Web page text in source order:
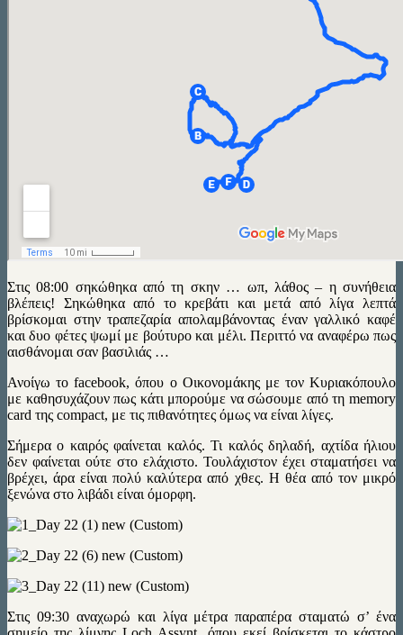
Στις 08:00 σηκώθηκα από τη σκην … ωπ, λάθος – η συνήθεια
βλέπεις! Σηκώθηκα από το κρεβάτι και μετά από λίγα λεπτά
βρίσκομαι στην τραπεζαρία απολαμβάνοντας έναν γαλλικό καφέ
και δυο φέτες ψωμί με βούτυρο και μέλι. Περιττό να αναφέρω πως
αισθάνομαι σαν βασιλιάς …
Ανοίγω το facebook, όπου ο Οικονομάκης με τον Κυριακόπουλο
με καθησυχάζουν πως κάτι μπορούμε να σώσουμε από τη memory
card της compact, με τις πιθανότητες όμως να είναι λίγες.
Σήμερα ο καιρός φαίνεται καλός. Τι καλός δηλαδή, αχτίδα ήλιου
δεν φαίνεται ούτε στο ελάχιστο. Τουλάχιστον έχει σταματήσει να
βρέχει, άρα είναι πολύ καλύτερα από χθες. Η θέα από τον μικρό
ξενώνα στο λιβάδι είναι όμορφη.
Στις 09:30 αναχωρώ και λίγα μέτρα παραπέρα σταματώ σ’ ένα